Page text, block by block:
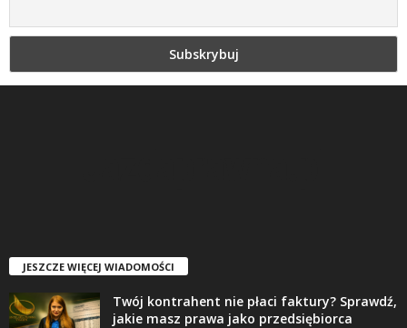
JESZCZE WIĘCEJ WIADOMOŚCI
Twój kontrahent nie płaci faktury? Sprawdź,
jakie masz prawa jako przedsiębiorca